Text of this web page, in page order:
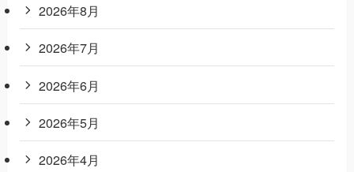
2026年8月
2026年7月
2026年6月
2026年5月
2026年4月